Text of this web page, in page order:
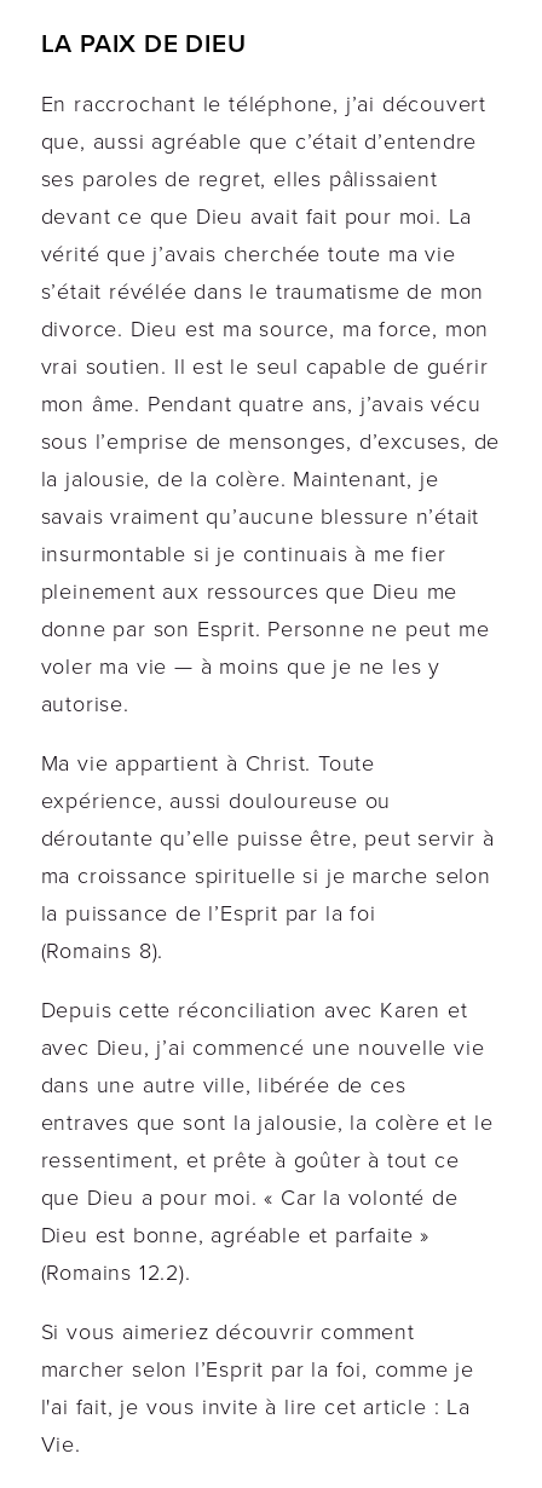
LA PAIX DE DIEU
En raccrochant le téléphone, j’ai découvert
que, aussi agréable que c’était d’entendre
ses paroles de regret, elles pâlissaient
devant ce que Dieu avait fait pour moi. La
vérité que j’avais cherchée toute ma vie
s’était révélée dans le traumatisme de mon
divorce. Dieu est ma source, ma force, mon
vrai soutien. Il est le seul capable de guérir
mon âme. Pendant quatre ans, j’avais vécu
sous l’emprise de mensonges, d’excuses, de
la jalousie, de la colère. Maintenant, je
savais vraiment qu’aucune blessure n’était
insurmontable si je continuais à me fier
pleinement aux ressources que Dieu me
donne par son Esprit. Personne ne peut me
voler ma vie — à moins que je ne les y
autorise.
Ma vie appartient à Christ. Toute
expérience, aussi douloureuse ou
déroutante qu’elle puisse être, peut servir à
ma croissance spirituelle si je marche selon
la puissance de l’Esprit par la foi
(Romains 8).
Depuis cette réconciliation avec Karen et
avec Dieu, j’ai commencé une nouvelle vie
dans une autre ville, libérée de ces
entraves que sont la jalousie, la colère et le
ressentiment, et prête à goûter à tout ce
que Dieu a pour moi. « Car la volonté de
Dieu est bonne, agréable et parfaite »
(Romains 12.2).
Si vous aimeriez découvrir comment
marcher selon l’Esprit par la foi, comme je
l'ai fait, je vous invite à lire cet article : La
Vie.